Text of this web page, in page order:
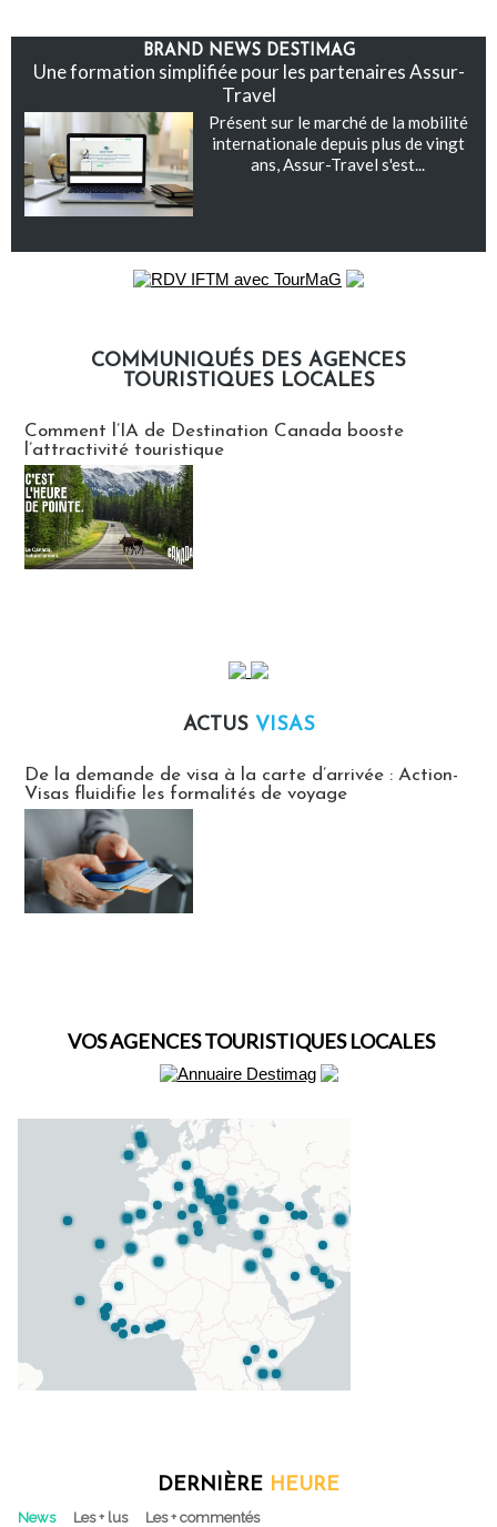
BRAND NEWS DESTIMAG
Une formation simplifiée pour les partenaires Assur-
Travel
Présent sur le marché de la mobilité
internationale depuis plus de vingt
ans, Assur-Travel s'est...
COMMUNIQUÉS DES AGENCES
TOURISTIQUES LOCALES
Comment l’IA de Destination Canada booste
l’attractivité touristique
ACTUS VISAS
De la demande de visa à la carte d’arrivée : Action-
Visas fluidifie les formalités de voyage
VOS AGENCES TOURISTIQUES LOCALES
DERNIÈRE HEURE
News Les + lus Les + commentés